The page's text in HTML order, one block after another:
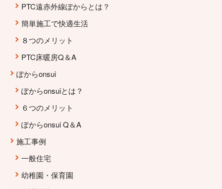
PTC遠赤外線ぽからとは？
簡単施工で快適生活
８つのメリット
PTC床暖房Q＆A
ぽからonsui
ぽからonsuiとは？
６つのメリット
ぽからonsui Q＆A
施工事例
一般住宅
幼稚園・保育園